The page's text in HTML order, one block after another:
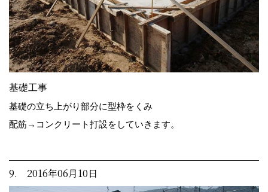
基礎工事
基礎の立ち上がり部分に型枠をくみ
配筋→コンクリート打設をしていきます。
9. 2016年06月10日